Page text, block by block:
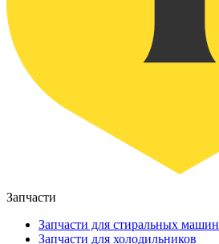
Запчасти
Запчасти для стиральных машин
Запчасти для холодильников